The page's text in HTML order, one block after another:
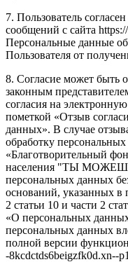
7. Пользователь
сообщений с сайта
Персональные данные
Пользователя от
8. Согласие может быть
законным
согласия на
пометкой «Отзыв
данных». В случае
обработку
«Благотворительный
населения "ТЫ
персональных данных
оснований, указанных в
2 статьи 10 и части 2
«О персональных
персональных данных
полной версии
-8kcdctds6beigzfk0d.xn--